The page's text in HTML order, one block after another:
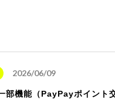
2026/06/09
部機能（PayPayポイント